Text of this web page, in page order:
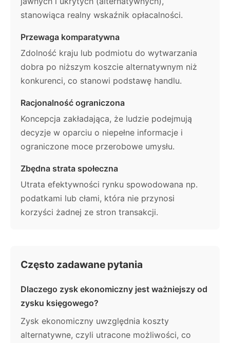
stanowiąca realny wskaźnik opłacalności.
Przewaga komparatywna
Zdolność kraju lub podmiotu do wytwarzania
dobra po niższym koszcie alternatywnym niż
konkurenci, co stanowi podstawę handlu.
Racjonalność ograniczona
Koncepcja zakładająca, że ludzie podejmują
decyzje w oparciu o niepełne informacje i
ograniczone moce przerobowe umysłu.
Zbędna strata społeczna
Utrata efektywności rynku spowodowana np.
podatkami lub cłami, która nie przynosi
korzyści żadnej ze stron transakcji.
Często zadawane pytania
Dlaczego zysk ekonomiczny jest ważniejszy od
zysku księgowego?
Zysk ekonomiczny uwzględnia koszty
alternatywne, czyli utracone możliwości, co